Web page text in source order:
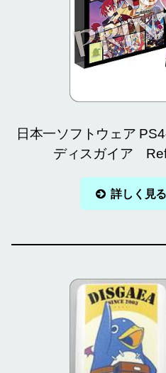
日本一ソフトウェア
ディスガイア
詳しく見る